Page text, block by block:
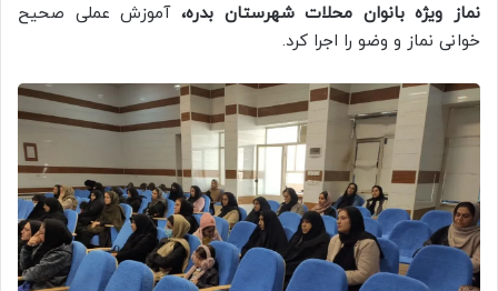
نماز ویژه بانوان محلات شهرستان بدره، آموزش عملی صحیح
خوانی نماز و وضو را اجرا کرد.